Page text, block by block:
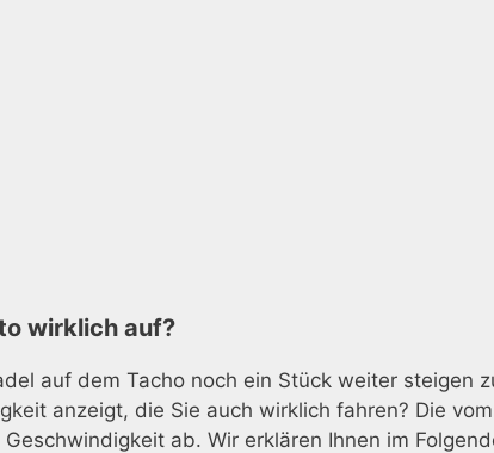
wirklich auf?
auf dem Tacho noch ein Stück weiter steigen
anzeigt, die Sie auch wirklich fahren? Die
ab. Wir erklären Ihnen im